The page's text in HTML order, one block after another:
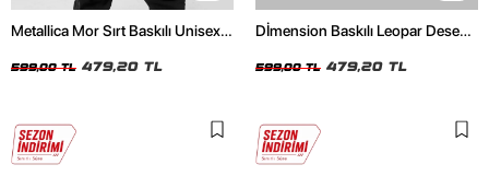
Metallica Mor Sırt Baskılı Unisex
599,00 TL 479,20 TL
Dİmension Baskılı Leopar Desenli
Tshirt
599,00 TL 479,20 TL